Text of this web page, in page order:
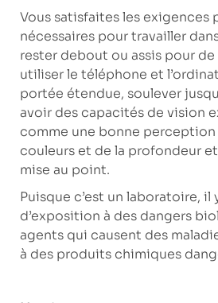
Vous satisfaites les exigences
nécessaires pour travailler
rester debout ou assis pour
utiliser le téléphone et
portée étendue, soulever
avoir des capacités de vision
comme une bonne
couleurs et de la profondeur
mise au point.
Puisque c’est un laboratoire, il
d’exposition à des dangers
agents qui causent des
à des produits chimiques